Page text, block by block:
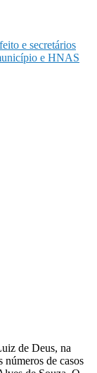
de Deus, na
números de casos